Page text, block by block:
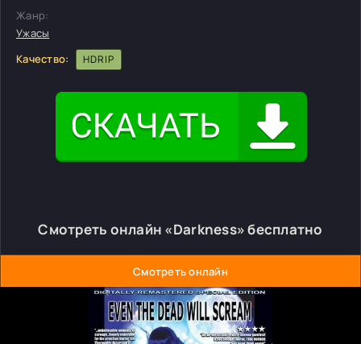
Жанр:
Ужасы
Качество:
HDRIP
Смотреть онлайн «Darkness» бесплатно
Смотреть онлайн